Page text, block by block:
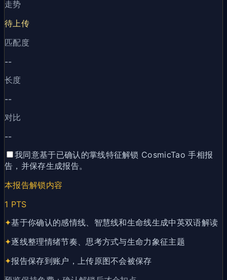
走势
待上传
匹配度
--
长度
--
对比
--
我同意基于已确认的掌线特征解锁 CosmicTao 手相报
告，并保存生成报告。
本报告解锁内容
1 PTS
✦基于你确认的感情线、智慧线和生命线生成中英双语解读
✦逐线整理情绪节奏、思考方式与生命力象征主题
✦报告保存到账户，上传原图不会被保存